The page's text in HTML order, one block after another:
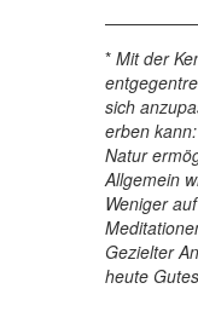
* Mit der
sich
erben
Natur
Allgemein
Weniger
Gezielter
heute